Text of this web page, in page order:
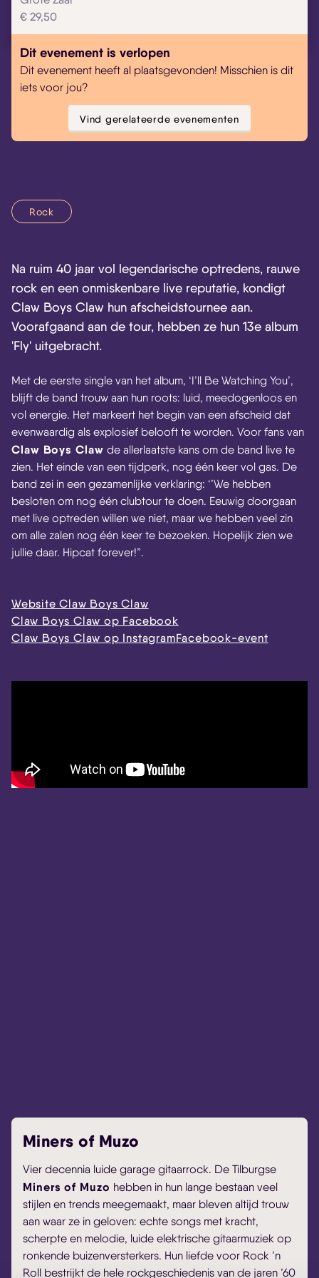
Skip navigatie
€ 29,50
Dit evenement is verlopen
Dit evenement heeft al plaatsgevonden! Misschien is dit
iets voor jou?
Vind gerelateerde evenementen
Rock
Na ruim 40 jaar vol legendarische optredens, rauwe
rock en een onmiskenbare live reputatie, kondigt
Claw Boys Claw hun afscheidstournee aan.
Voorafgaand aan de tour, hebben ze hun 13e album
'Fly' uitgebracht.
Met de eerste single van het album, ‘I’ll Be Watching You’,
blijft de band trouw aan hun roots: luid, meedogenloos en
vol energie. Het markeert het begin van een afscheid dat
evenwaardig als explosief belooft te worden. Voor fans van
Claw Boys Claw de allerlaatste kans om de band live te
zien. Het einde van een tijdperk, nog één keer vol gas. De
band zei in een gezamenlijke verklaring: ‘’We hebben
besloten om nog één clubtour te doen. Eeuwig doorgaan
met live optreden willen we niet, maar we hebben veel zin
om alle zalen nog één keer te bezoeken. Hopelijk zien we
jullie daar. Hipcat forever!”.
Website Claw Boys Claw
Claw Boys Claw op Facebook
Claw Boys Claw op InstagramFacebook-event
Miners of Muzo
Vier decennia luide garage gitaarrock. De Tilburgse
Miners of Muzo hebben in hun lange bestaan veel
stijlen en trends meegemaakt, maar bleven altijd trouw
aan waar ze in geloven: echte songs met kracht,
scherpte en melodie, luide elektrische gitaarmuziek op
ronkende buizenversterkers. Hun liefde voor Rock ’n
Roll bestrijkt de hele rockgeschiedenis van de jaren ’60